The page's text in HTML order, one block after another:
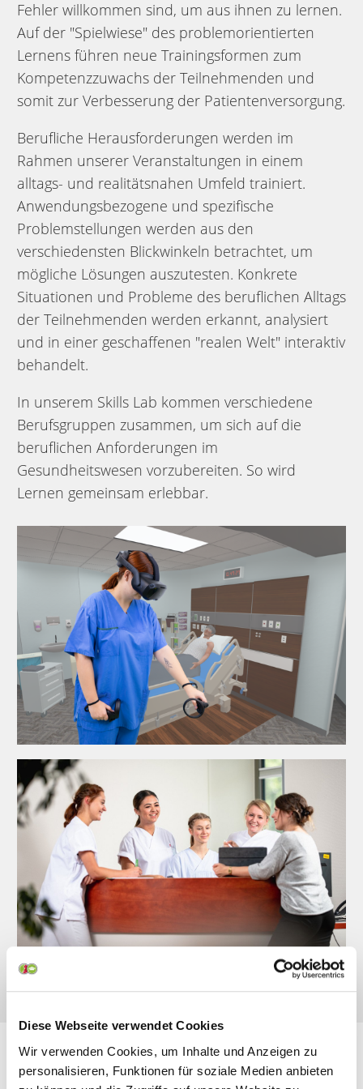
Diese Webseite verwendet Cookies
Wir verwenden Cookies, um Inhalte und Anzeigen zu
personalisieren, Funktionen für soziale Medien anbieten
Fehler willkommen sind, um aus ihnen zu lernen.
Auf der "Spielwiese" des problemorientierten
Lernens führen neue Trainingsformen zum
Kompetenzzuwachs der Teilnehmenden und
somit zur Verbesserung der Patientenversorgung.
Berufliche Herausforderungen werden im
Rahmen unserer Veranstaltungen in einem
alltags- und realitätsnahen Umfeld trainiert.
Anwendungsbezogene und spezifische
Problemstellungen werden aus den
verschiedensten Blickwinkeln betrachtet, um
mögliche Lösungen auszutesten. Konkrete
Situationen und Probleme des beruflichen Alltags
der Teilnehmenden werden erkannt, analysiert
und in einer geschaffenen "realen Welt" interaktiv
behandelt.
In unserem Skills Lab kommen verschiedene
Berufsgruppen zusammen, um sich auf die
beruflichen Anforderungen im
Gesundheitswesen vorzubereiten. So wird
Lernen gemeinsam erlebbar.
Vielfältiger Einsatz